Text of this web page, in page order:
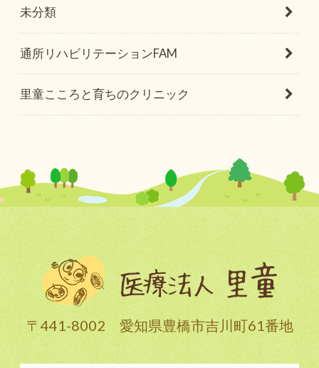
未分類
通所リハビリテーションFAM
里童こころと育ちのクリニック
〒441-8002 愛知県豊橋市吉川町61番地